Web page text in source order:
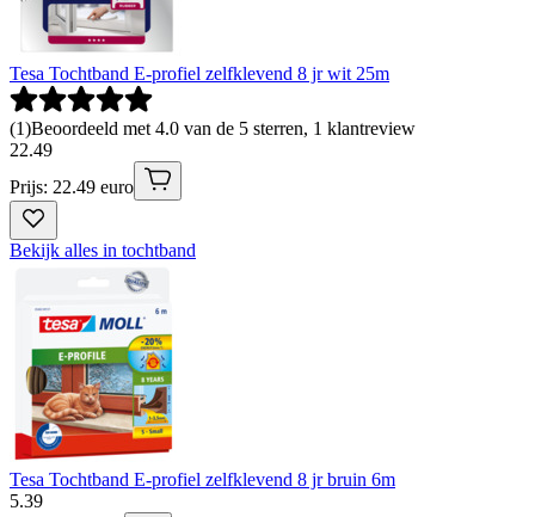
Tesa Tochtband E-profiel zelfklevend 8 jr wit 25m
(1)Beoordeeld met 4.0 van de 5 sterren, 1 klantreview
22.49
Prijs: 22.49 euro
Bekijk alles in tochtband
Tesa Tochtband E-profiel zelfklevend 8 jr bruin 6m
5.39